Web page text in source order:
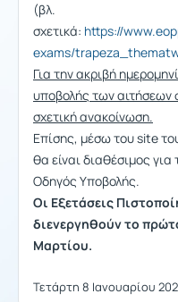
(βλ.
σχετικά: https://
exams/
Για την ακριβή
υποβολής των αιτήσεων
σχετική ανακοίνωση.
Επίσης, μέσω του site
θα είναι διαθέσιμος
Οδηγός Υποβολής.
Οι Εξετάσεις
διενεργηθούν το
Μαρτίου.
Τετάρτη 8 Ιανουαρίου